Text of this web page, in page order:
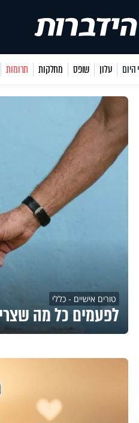
היום עלון שופס מחלקות תרומות
טורים אישיים - כללי
לפעמים כל מה